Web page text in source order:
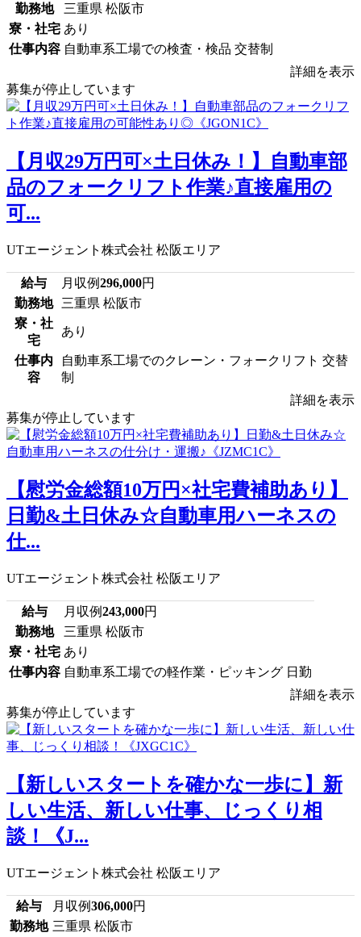
勤務地
三重県 松阪市
寮・社宅 あり
仕事内容 自動車系工場での検査・検品 交替制
詳細を表示
募集が停止しています
【月収29万円可×土日休み！】自動車部
品のフォークリフト作業♪直接雇用の
可...
UTエージェント株式会社 松阪エリア
給与 月収例296,000円
勤務地
三重県 松阪市
寮・社
宅
あり
仕事内
容
自動車系工場でのクレーン・フォークリフト 交替
制
詳細を表示
募集が停止しています
【慰労金総額10万円×社宅費補助あり】
日勤&土日休み☆自動車用ハーネスの
仕...
UTエージェント株式会社 松阪エリア
給与 月収例243,000円
勤務地
三重県 松阪市
寮・社宅 あり
仕事内容 自動車系工場での軽作業・ピッキング 日勤
詳細を表示
募集が停止しています
【新しいスタートを確かな一歩に】新
しい生活、新しい仕事、じっくり相
談！《J...
UTエージェント株式会社 松阪エリア
給与 月収例306,000円
勤務地 三重県 松阪市